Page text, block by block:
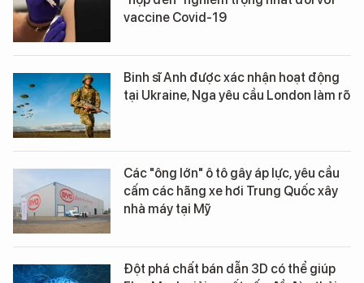
vaccine Covid-19
Binh sĩ Anh được xác nhận hoạt động
tại Ukraine, Nga yêu cầu London làm rõ
Các "ông lớn" ô tô gây áp lực, yêu cầu
cấm các hãng xe hơi Trung Quốc xây
nhà máy tại Mỹ
Đột phá chất bán dẫn 3D có thể giúp